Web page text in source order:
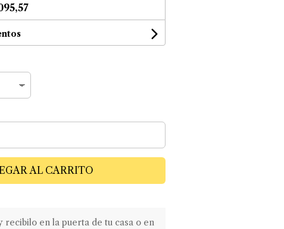
AL CARRITO
recibilo en la puerta de tu casa o en